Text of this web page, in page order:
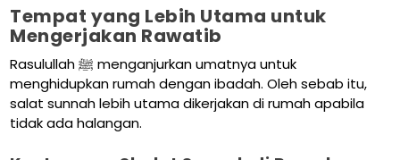
Tempat yang Lebih Utama untuk
Mengerjakan Rawatib
Rasulullah ﷺ menganjurkan umatnya untuk
menghidupkan rumah dengan ibadah. Oleh sebab itu,
salat sunnah lebih utama dikerjakan di rumah apabila
tidak ada halangan.